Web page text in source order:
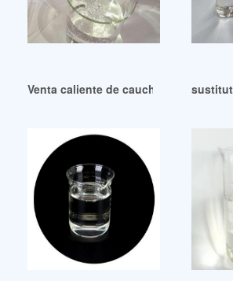
Venta caliente de caucho